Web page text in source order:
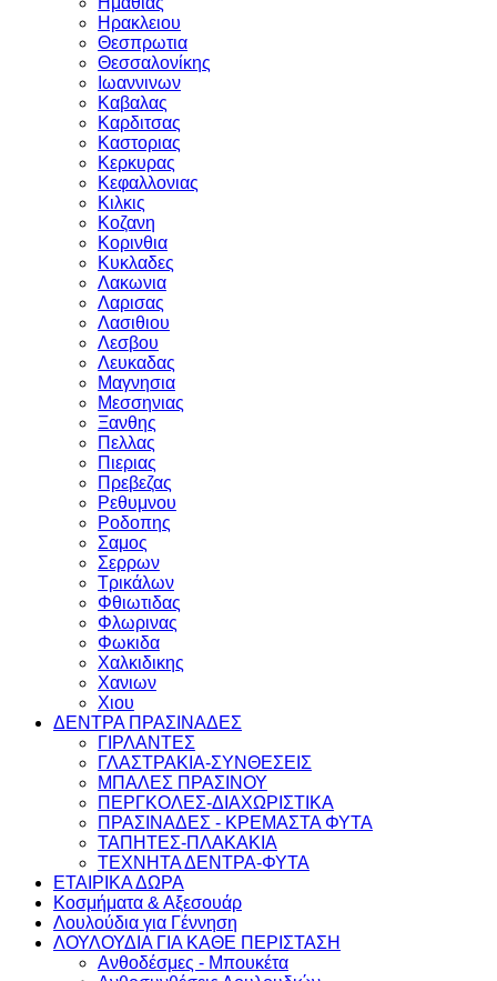
Ηρακλειου
Θεσπρωτια
Θεσσαλονίκης
Ιωαννινων
Καβαλας
Καρδιτσας
Καστοριας
Κερκυρας
Κεφαλλονιας
Κιλκις
Κοζανη
Κορινθια
Κυκλαδες
Λακωνια
Λαρισας
Λασιθιου
Λεσβου
Λευκαδας
Μαγνησια
Μεσσηνιας
Ξανθης
Πελλας
Πιεριας
Πρεβεζας
Ρεθυμνου
Ροδοπης
Σαμος
Σερρων
Τρικάλων
Φθιωτιδας
Φλωρινας
Φωκιδα
Χαλκιδικης
Χανιων
Χιου
ΔΕΝΤΡΑ ΠΡΑΣΙΝΑΔΕΣ
ΓΙΡΛΑΝΤΕΣ
ΓΛΑΣΤΡΑΚΙΑ-ΣΥΝΘΕΣΕΙΣ
ΜΠΑΛΕΣ ΠΡΑΣΙΝΟΥ
ΠΕΡΓΚΟΛΕΣ-ΔΙΑΧΩΡΙΣΤΙΚΑ
ΠΡΑΣΙΝΑΔΕΣ - ΚΡΕΜΑΣΤΑ ΦΥΤΑ
ΤΑΠΗΤΕΣ-ΠΛΑΚΑΚΙΑ
ΤΕΧΝΗΤΑ ΔΕΝΤΡΑ-ΦΥΤΑ
ΕΤΑΙΡΙΚΑ ΔΩΡΑ
Κοσμήματα & Αξεσουάρ
Λουλούδια για Γέννηση
ΛΟΥΛΟΥΔΙΑ ΓΙΑ ΚΑΘΕ ΠΕΡΙΣΤΑΣΗ
Ανθοδέσμες - Μπουκέτα